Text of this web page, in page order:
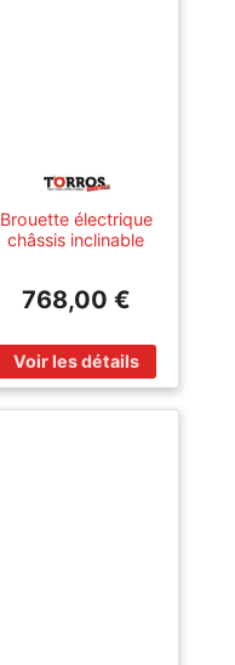
Brouette électrique
châssis inclinable
Torros EK200F
768,00 €